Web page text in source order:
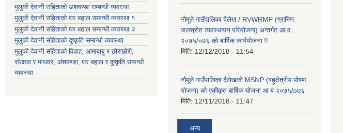
मुलुकी देवानी संहिताको अंशवण्डा सम्बन्धी व्यवस्था
मुलुकी देवानी संहिताको घर बहाल सम्बन्धी व्यवस्था १
मुलुकी देवानी संहिताको घर बहाल सम्बन्धी व्यवस्था २
मुलुकी देवानी संहिताको दुष्कृति सम्बन्धी व्यवस्था
मुलुकी देवानी संहिताको विवाह, आमाबाबु र छोराछोरी,
संरक्षक र माथवर, अंशवण्डा, घर बहाल र दुष्कृति सम्बन्धी
व्यवस्था
नौमूले गाउँपालिका दैलेख / RVWRMP (ग्रामिण
जलश्रोत व्यवस्थापन परियोजना) अन्तर्गत आ.व.
२०७५/०७६ को बार्षिक कार्ययोजना !!
मिति: 12/12/2018 - 11:54
नौमूले गाउँपालिका दैलेखको MSNP (बहुक्षेत्रीय पोषण
योजना) को एकीकृत बार्षिक योजना आ ब २०७५/o७६
मिति: 12/11/2018 - 11:47
अन्य